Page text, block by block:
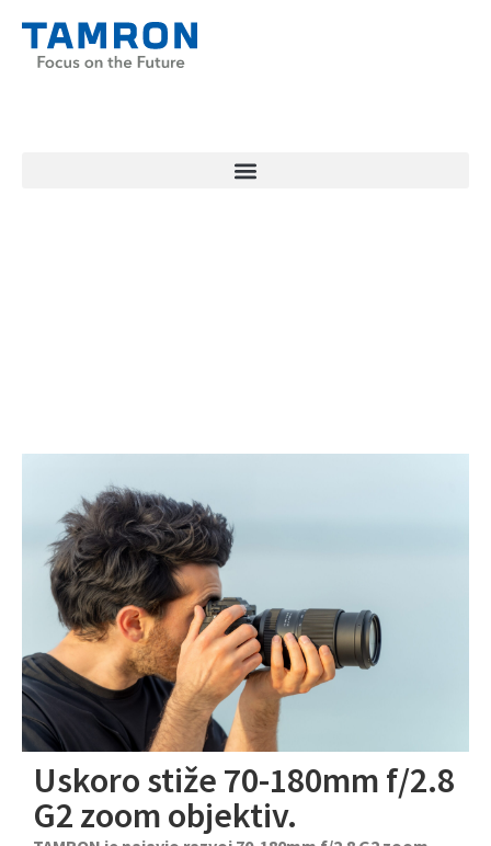
Uskoro stiže 70-180mm f/2.8
G2 zoom objektiv.